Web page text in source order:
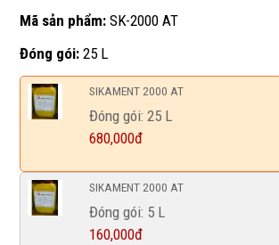
Mã sản phẩm:SK-2000 AT
Đóng gói:25 L
SIKAMENT 2000 AT
Đóng gói: 25 L
680,000đ
SIKAMENT 2000 AT
Đóng gói: 5 L
160,000đ